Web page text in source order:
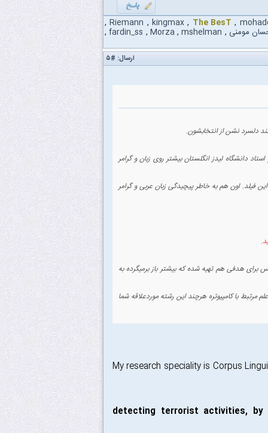
,
The BesT
,
kingmax
,
Riemann
,
مومنی ,
mshelman
,
Morza
,
fardin_ss
,
ارسال: #۵
دلسرد نشن از انتخابشون.
دانشگاه لیدز انگلستان بیشتر روی زبان و گرامر
فیلد. اون هم به خاطر پیچیدگی زبان عربی و گرامر
هدفی هم تهیه شده که بیشتر باز برمیگرده به
با کامپیوتره هرچند این رشته موردعلاقه شما
"My research speciality is Corpus
- detecting terrorist activities,